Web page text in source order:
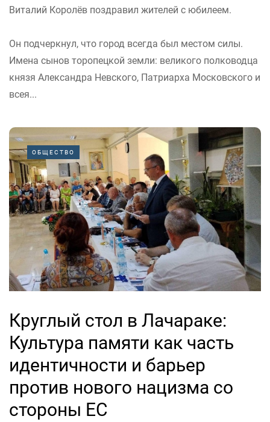
Виталий Королёв поздравил жителей с юбилеем.
Он подчеркнул, что город всегда был местом силы.
Имена сынов торопецкой земли: великого полководца
князя Александра Невского, Патриарха Московского и
всея...
ОБЩЕСТВО
Круглый стол в Лачараке:
Культура памяти как часть
идентичности и барьер
против нового нацизма со
стороны ЕС